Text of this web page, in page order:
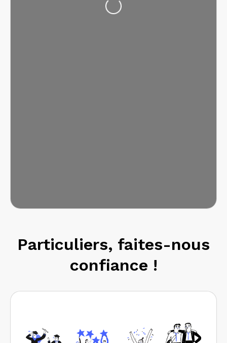
Particuliers, faites-nous
confiance !